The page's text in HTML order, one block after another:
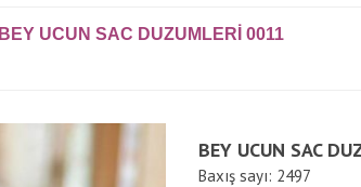
BEY UCUN SAC DUZUMLERI 0011
BEY UCUN SAC
Baxış sayı: 2497